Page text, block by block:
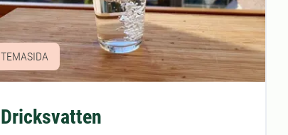
TEMASIDA
Dricksvatten